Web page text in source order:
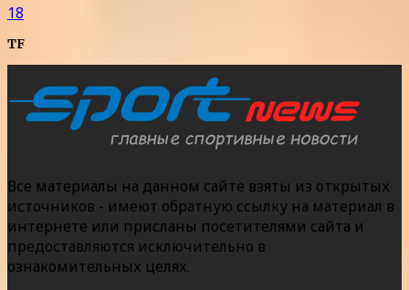
18
TF
Все материалы на данном сайте взяты из открытых
источников - имеют обратную ссылку на материал в
интернете или присланы посетителями сайта и
предоставляются исключительно в
ознакомительных целях.